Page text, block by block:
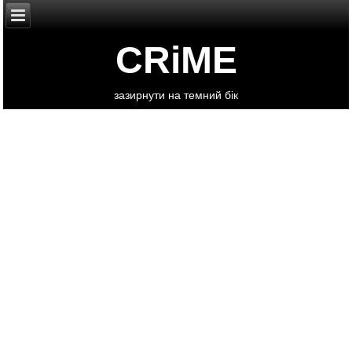
CRiME
зазирнути на темний бік